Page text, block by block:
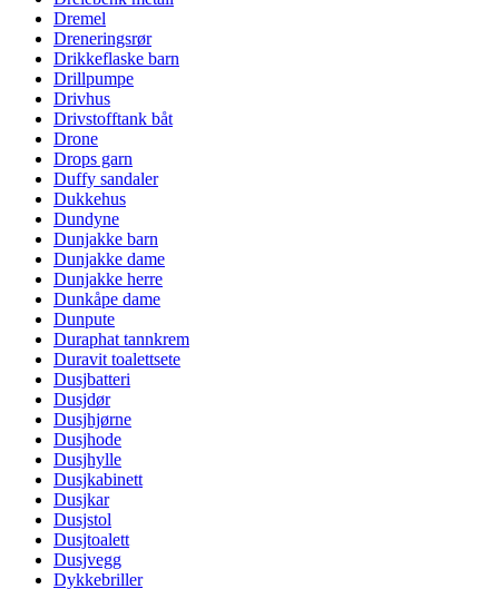
Dremel
Dreneringsrør
Drikkeflaske barn
Drillpumpe
Drivhus
Drivstofftank båt
Drone
Drops garn
Duffy sandaler
Dukkehus
Dundyne
Dunjakke barn
Dunjakke dame
Dunjakke herre
Dunkåpe dame
Dunpute
Duraphat tannkrem
Duravit toalettsete
Dusjbatteri
Dusjdør
Dusjhjørne
Dusjhode
Dusjhylle
Dusjkabinett
Dusjkar
Dusjstol
Dusjtoalett
Dusjvegg
Dykkebriller